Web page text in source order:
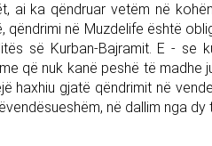
ai ka qëndruar vetëm në
qëndrimi në Muzdelife është
së Kurban-Bajramit. E - se
që nuk kanë peshë të madhe
haxhiu gjatë qëndrimit në
në dallim nga